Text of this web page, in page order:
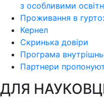
з особливими
Проживання в
Кернел
Скринька довіри
Програма
Партнери
ДЛЯ